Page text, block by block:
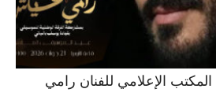
الإعلامي للفنان رامي